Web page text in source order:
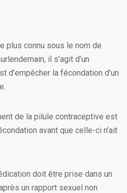
plus connu sous le nom de
il s’agit d’un
d’empêcher la fécondation d’un
de la pilule contraceptive est
avant que celle-ci n’ait
doit être prise dans un
un rapport sexuel non